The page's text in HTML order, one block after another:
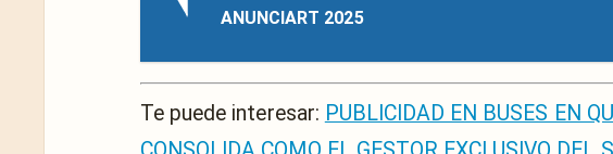
ANUNCIART 2025
Te puede interesar: PUBLICIDAD EN BUSES EN